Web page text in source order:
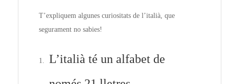
T’expliquem algunes curiositats de l’italià, que
segurament no sabies!
L’italià té un alfabet de